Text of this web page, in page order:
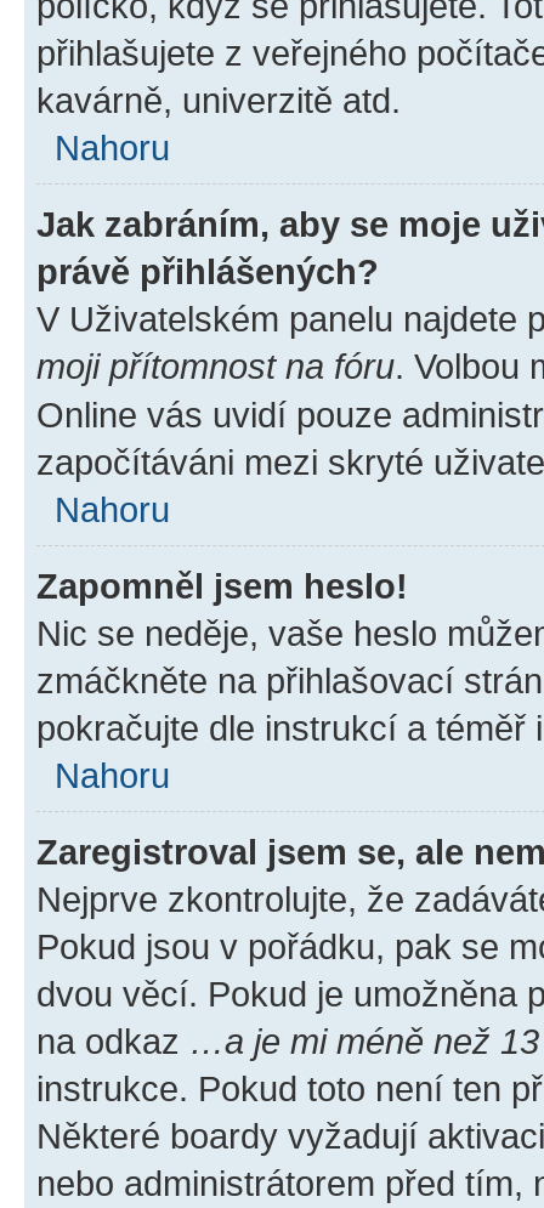
přihlašujete z veřejného
kavárně, univerzitě atd.
Nahoru
Jak zabráním, aby se moje
právě přihlášených?
V Uživatelském panelu najdete
moji přítomnost na fóru. Volbou
Online vás uvidí pouze
započítáváni mezi skryté
Nahoru
Zapomněl jsem heslo!
Nic se neděje, vaše heslo
zmáčkněte na přihlašovací
pokračujte dle instrukcí a téměř
Nahoru
Zaregistroval jsem se, ale
Nejprve zkontrolujte, že
Pokud jsou v pořádku, pak se
dvou věcí. Pokud je umožněna
na odkaz …a je mi méně než
instrukce. Pokud toto není ten
Některé boardy vyžadují
nebo administrátorem před tím,